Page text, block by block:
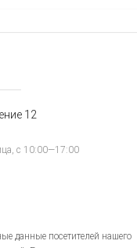
12
с 10:00—17:00
данные посетителей нашего